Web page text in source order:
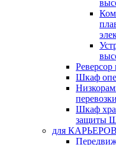
Шкаф
Шкаф
защиты
для